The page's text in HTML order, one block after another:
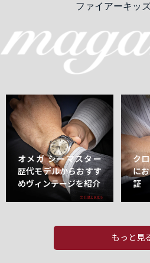
ファイアーキッ
オメガ シーマスター
歴代モデルからおすす
めヴィンテージを紹介
ク
に
証
もっと見